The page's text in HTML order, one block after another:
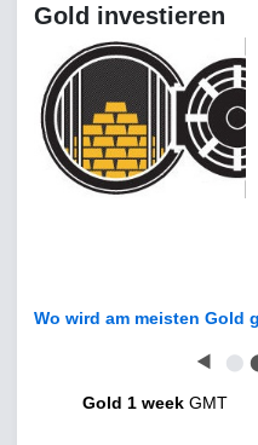
Gold investieren
Wo wird am meisten Gold
◀ ⬤
Gold 1 week GMT